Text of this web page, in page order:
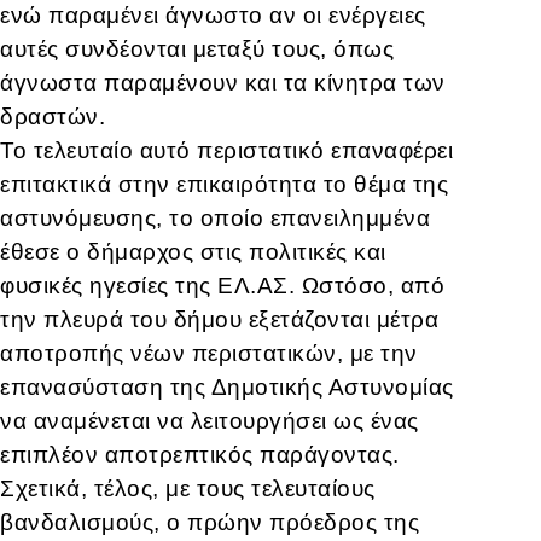
ενώ παραμένει άγνωστο αν οι ενέργειες
αυτές συνδέονται μεταξύ τους, όπως
άγνωστα παραμένουν και τα κίνητρα των
δραστών.
Το τελευταίο αυτό περιστατικό επαναφέρει
επιτακτικά στην επικαιρότητα το θέμα της
αστυνόμευσης, το οποίο επανειλημμένα
έθεσε ο δήμαρχος στις πολιτικές και
φυσικές ηγεσίες της ΕΛ.ΑΣ. Ωστόσο, από
την πλευρά του δήμου εξετάζονται μέτρα
αποτροπής νέων περιστατικών, με την
επανασύσταση της Δημοτικής Αστυνομίας
να αναμένεται να λειτουργήσει ως ένας
επιπλέον αποτρεπτικός παράγοντας.
Σχετικά, τέλος, με τους τελευταίους
βανδαλισμούς, ο πρώην πρόεδρος της